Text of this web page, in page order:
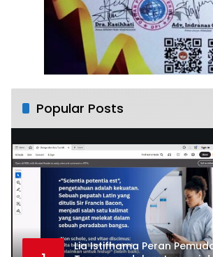
Popular Posts
Lia Istifhama Peran